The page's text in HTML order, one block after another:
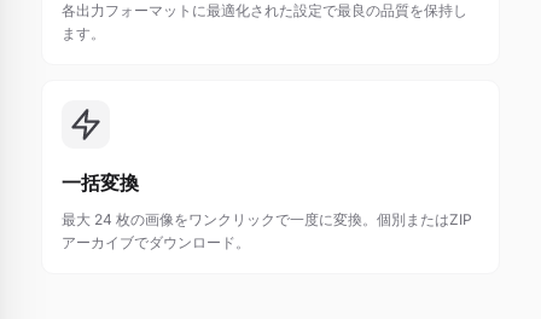
各出力フォーマットに最適化された設定で最良の品質を保持し
ます。
一括変換
最大 24 枚の画像をワンクリックで一度に変換。個別またはZIP
アーカイブでダウンロード。